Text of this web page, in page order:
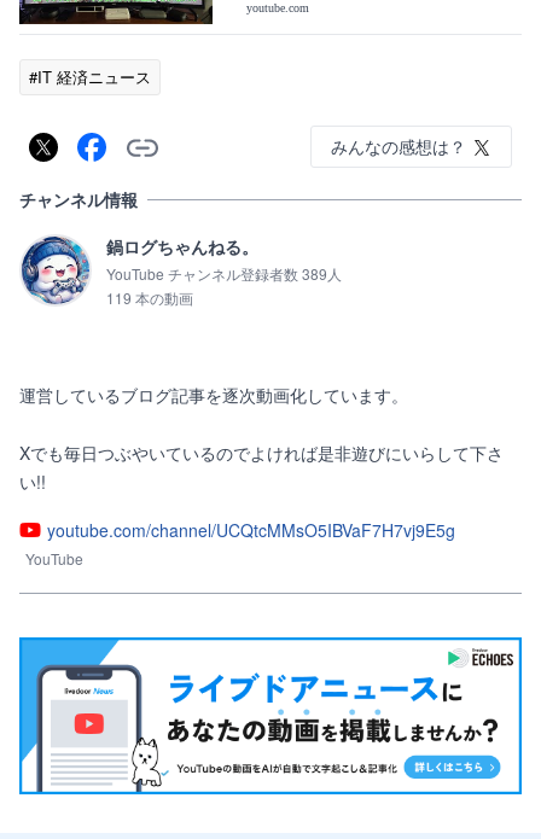
youtube.com
#IT 経済ニュース
みんなの感想は？
チャンネル情報
鍋ログちゃんねる。
YouTube チャンネル登録者数 389人
119 本の動画
運営しているブログ記事を逐次動画化しています。
Xでも毎日つぶやいているのでよければ是非遊びにいらして下さ
い!!
youtube.com/channel/UCQtcMMsO5IBVaF7H7vj9E5g
YouTube